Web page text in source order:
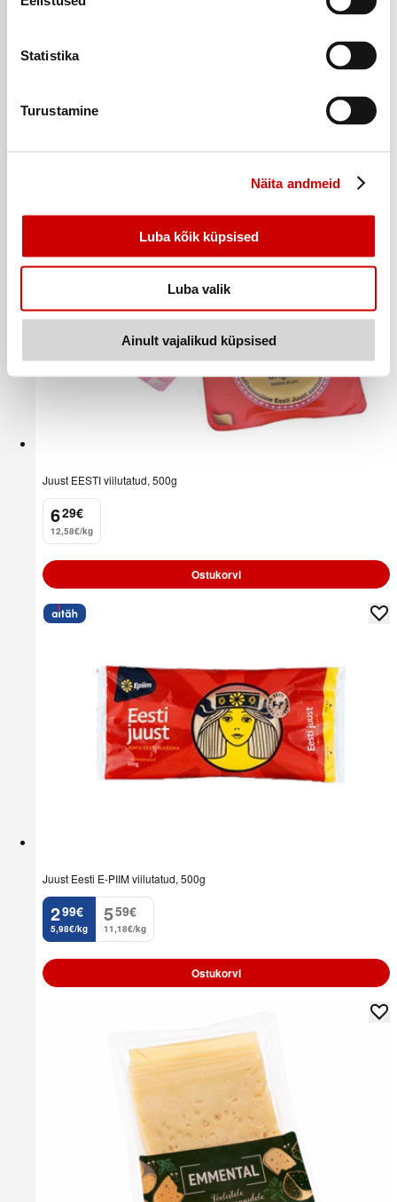
Statistika
Turustamine
Näita andmeid
Luba kõik küpsised
Luba valik
Ainult vajalikud küpsised
2
. 43€
Juust EESTI viilutatud, 500g
6
. 29€
12,58€/kg
Ostukorvi
Juust Eesti E-PIIM viilutatud, 500g
2
. 99€
5,98€/kg
5
. 59€
11,18€/kg
Ostukorvi